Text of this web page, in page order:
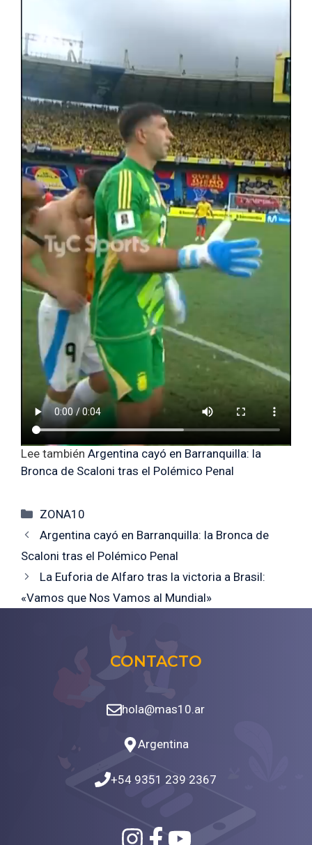
Lee también Argentina cayó en Barranquilla: la
Bronca de Scaloni tras el Polémico Penal
Categorías
ZONA10
Argentina cayó en Barranquilla: la Bronca de
Scaloni tras el Polémico Penal
La Euforia de Alfaro tras la victoria a Brasil:
«Vamos que Nos Vamos al Mundial»
CONTACTO
hola@mas10.ar
Argentina
+54 9351 239 2367